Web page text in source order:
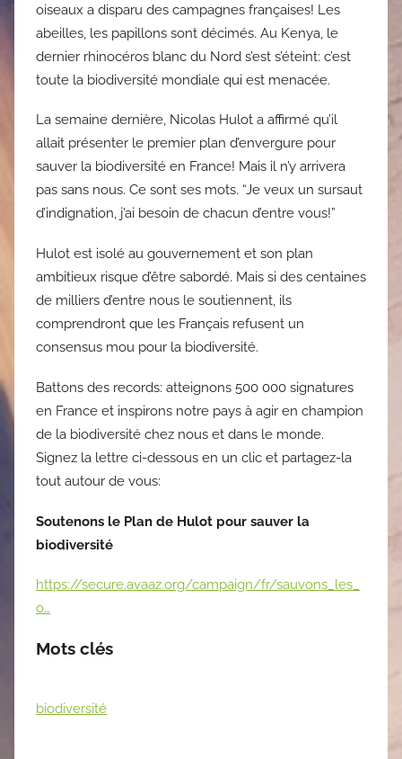
oiseaux a disparu des campagnes françaises! Les
abeilles, les papillons sont décimés. Au Kenya, le
dernier rhinocéros blanc du Nord s’est s’éteint: c’est
toute la biodiversité mondiale qui est menacée.
La semaine dernière, Nicolas Hulot a affirmé qu’il
allait présenter le premier plan d’envergure pour
sauver la biodiversité en France! Mais il n’y arrivera
pas sans nous. Ce sont ses mots. “Je veux un sursaut
d’indignation, j’ai besoin de chacun d’entre vous!”
Hulot est isolé au gouvernement et son plan
ambitieux risque d’être sabordé. Mais si des centaines
de milliers d’entre nous le soutiennent, ils
comprendront que les Français refusent un
consensus mou pour la biodiversité.
Battons des records: atteignons 500 000 signatures
en France et inspirons notre pays à agir en champion
de la biodiversité chez nous et dans le monde.
Signez la lettre ci-dessous en un clic et partagez-la
tout autour de vous:
Soutenons le Plan de Hulot pour sauver la
biodiversité
https://secure.avaaz.org/campaign/fr/sauvons_les_
o…
Mots clés
biodiversité